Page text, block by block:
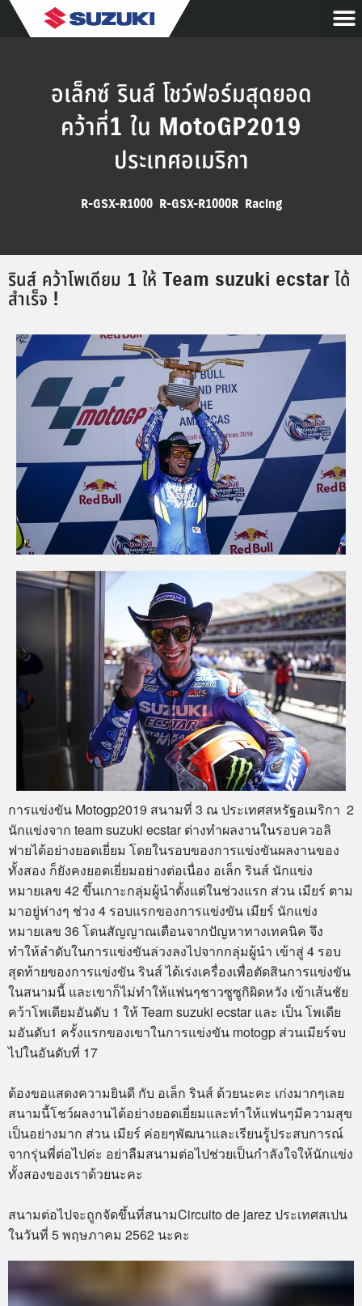
อเล็กซ์ รินส์ โชว์ฟอร์มสุดยอด
คว้าที่1 ใน MotoGP2019
ประเทศอเมริกา
R-GSX-R1000, R-GSX-R1000R, Racing
รินส์ คว้าโพเดียม 1 ให้ Team suzuki ecstar ได้
สำเร็จ !
การแข่งขัน Motogp2019 สนามที่ 3 ณ ประเทศสหรัฐอเมริกา 2
นักแข่งจาก team suzuki ecstar ต่างทำผลงานในรอบควอลิ
ฟายได้อย่างยอดเยี่ยม โดยในรอบของการแข่งขันผลงานของ
ทั้งสอง ก็ยังคงยอดเยี่ยมอย่างต่อเนื่อง อเล็ก รินส์ นักแข่ง
หมายเลข 42 ขึ้นเกาะกลุ่มผู้นำตั้งแต่ในช่วงแรก ส่วน เมียร์ ตาม
มาอยู่ห่างๆ ช่วง 4 รอบแรกของการแข่งขัน เมียร์ นักแข่ง
หมายเลข 36 โดนสัญญาณเตือนจากปัญหาทางเทคนิค จึง
ทำให้ลำดับในการแข่งขันล่วงลงไปจากกลุ่มผู้นำ เข้าสู่ 4 รอบ
สุดท้ายของการแข่งขัน รินส์ ได้เร่งเครื่องเพื่อตัดสินการแข่งขัน
ในสนามนี้ และเขาก็ไม่ทำให้แฟนๆชาวซูซูกิผิดหวัง เข้าเส้นชัย
คว้าโพเดียมอันดับ 1 ให้ Team suzuki ecstar และ เป็น โพเดีย
มอันดับ1 ครั้งแรกของเขาในการแข่งขัน motogp ส่วนเมียร์จบ
ไปในอันดับที่ 17
ต้องขอแสดงความยินดี กับ อเล็ก รินส์ ด้วยนะคะ เก่งมากๆเลย
สนามนี้โชว์ผลงานได้อย่างยอดเยี่ยมและทำให้แฟนๆมีความสุข
เป็นอย่างมาก ส่วน เมียร์ ค่อยๆพัฒนาและเรียนรู้ประสบการณ์
จากรุ่นพี่ต่อไปค่ะ อย่าลืมสนามต่อไปช่วยเป็นกำลังใจให้นักแข่ง
ทั้งสองของเราด้วยนะคะ
สนามต่อไปจะถูกจัดขึ้นที่สนามCircuito de jarez ประเทศสเปน
ในวันที่ 5 พฤษภาคม 2562 นะคะ